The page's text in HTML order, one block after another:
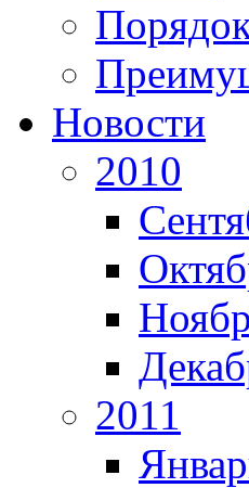
Новости
2010
2011